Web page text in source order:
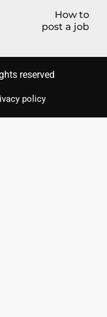
How to
post a job
reserved
policy